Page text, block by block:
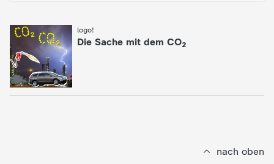
Z
D
logo!
Die Sache mit dem CO₂
nach oben